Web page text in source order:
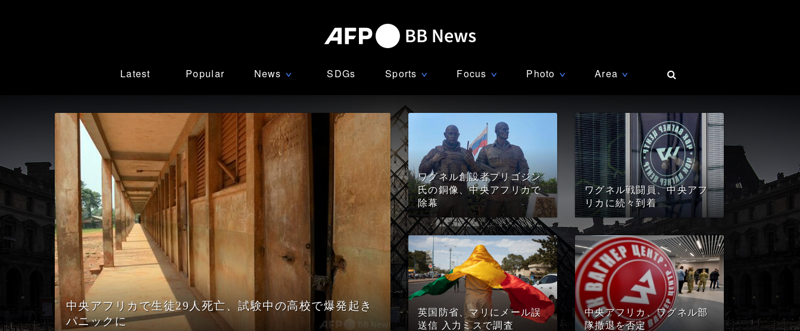
Latest Popular News ∨ SDGs Sports ∨ Focus ∨ Photo ∨ Area ∨
中央アフリカで生徒29人死亡、試験中の高校で爆発起き
パニックに
ワグネル創設者プリゴジン
氏の銅像、中央アフリカで
除幕
英国防省、マリにメール誤
送信 入力ミスで調査
ワグネル戦闘員、中央アフ
リカに続々到着
中央アフリカ、ワグネル部
隊撤退を否定